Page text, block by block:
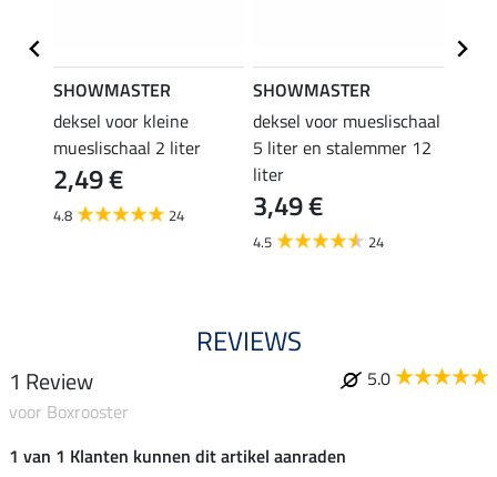
SHOWMASTER
deksel voor kleine
mueslischaal 2 liter
2,49 €
4.8 24
SHOWMASTER
deksel voor mueslischaal
5 liter en stalemmer 12
liter
3,49 €
4.5 24
REVIEWS
1 Review
5.0
voor Boxrooster
1 van 1 Klanten kunnen dit artikel aanraden